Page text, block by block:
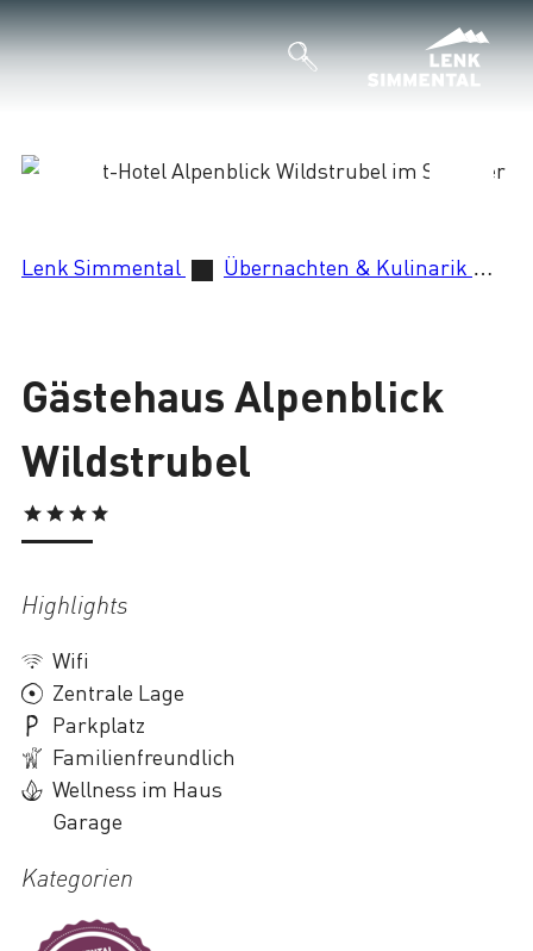
Lenk Simmental
Übernachten & Kulinarik
Gästehaus Alpenblick
Wildstrubel
Highlights
Wifi
Zentrale Lage
Parkplatz
Familienfreundlich
Wellness im Haus
Garage
Kategorien